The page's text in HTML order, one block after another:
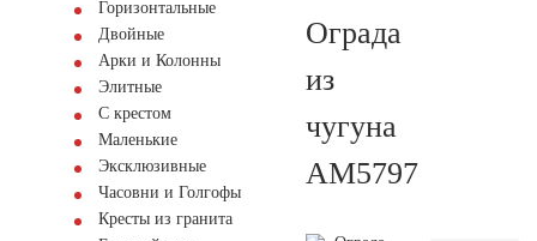
Горизонтальные
Двойные
Арки и Колонны
Элитные
С крестом
Маленькие
Эксклюзивные
Часовни и Голгофы
Кресты из гранита
Ограда
из
чугуна
AM5797